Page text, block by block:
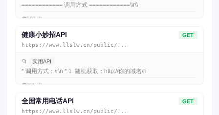
============ 调用方式 ============\\r\\
👁️281 次
健康小妙招API GET
https://www.llslw.cn/public/...
📁 实用API
* 调用方式：\r\n * 1. 随机获取：http://你的域名/h
👁️238 次
全国常用电话API GET
https://www.llslw.cn/public/...